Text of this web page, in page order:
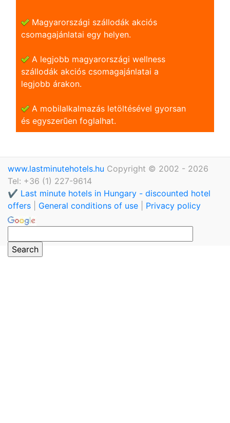
Magyarországi szállodák akciós
csomagajánlatai egy helyen.
A legjobb magyarországi wellness
szállodák akciós csomagajánlatai a
legjobb árakon.
A mobilalkalmazás letöltésével gyorsan
és egyszerũen foglalhat.
www.lastminutehotels.hu Copyright © 2002 - 2026
Tel: +36 (1) 227-9614
✔️ Last minute hotels in Hungary - discounted hotel
offers
General conditions of use Privacy policy